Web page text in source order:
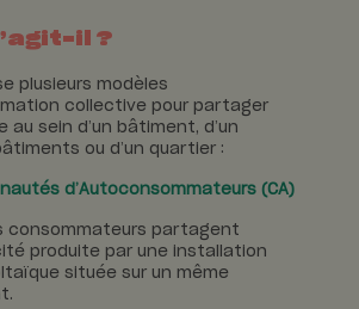
il ?
plusieurs modèles
collective pour partager
au sein d’un bâtiment, d’un
ou d’un quartier :
d’Autoconsommateurs (CA)
consommateurs partagent
produite par une installation
située sur un même